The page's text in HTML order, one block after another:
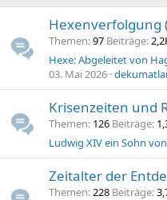
Hexenverfolgung
Themen 97 Beiträge
Hexe: Abgeleitet von
03. Mai 2026
Krisenzeiten und
Themen 126 Beiträge
Ludwig XIV ein Sohn
Zeitalter der
Themen 228 Beiträge